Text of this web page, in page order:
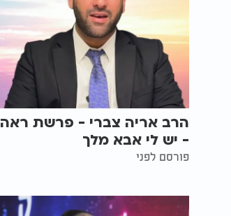
הרב אריה צברי - פרשת ראה
- יש לי אבא מלך
פורסם לפני